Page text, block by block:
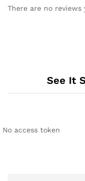
There are no reviews
See It
No access token